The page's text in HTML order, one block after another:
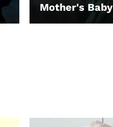
Mother's Baby
LEIHEN